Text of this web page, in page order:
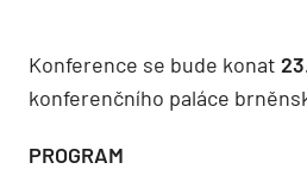
Konference se bude konat
konferenčního paláce
PROGRAM